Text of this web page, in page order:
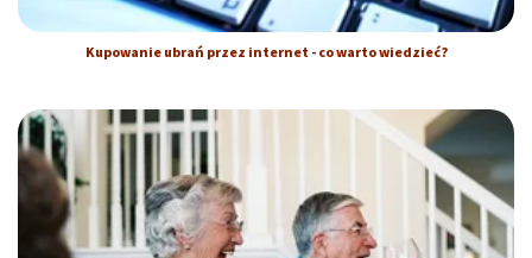
Kupowanie ubrań przez internet - co warto wiedzieć?